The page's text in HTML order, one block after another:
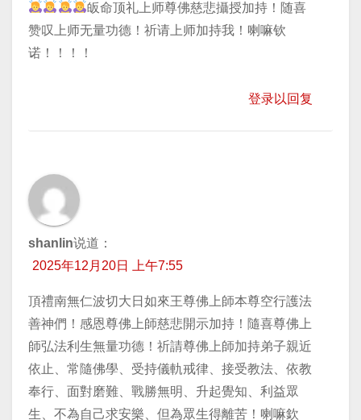
皈命顶礼上师尊佛慈悲攝授加持！随喜
赞叹上师无量功德！祈请上师加持我！喇嘛钦
诺！！！！
登录以回复
shanlin说道：
2025年12月20日 上午7:55
頂禮南無仁波切大日如來王尊佛上師本尊空行護法
善神們！感恩尊佛上師慈悲開示加持！隨喜尊佛上
師弘法利生無量功德！祈請尊佛上師加持弟子親近
依止、常隨佛學、受持儀軌戒律、接受教法、依教
奉行、面對磨難、戰勝無明、升起覺知、利益眾
生、不為自己求安樂、但為眾生得離苦！喇嘛欽